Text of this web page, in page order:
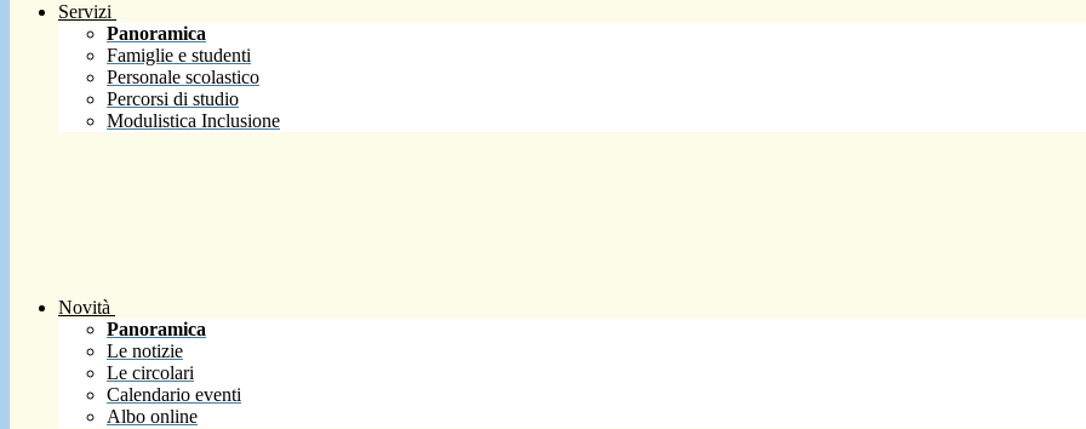
Servizi
Panoramica
Famiglie e studenti
Personale scolastico
Percorsi di studio
Modulistica Inclusione
Novità
Panoramica
Le notizie
Le circolari
Calendario eventi
Albo online